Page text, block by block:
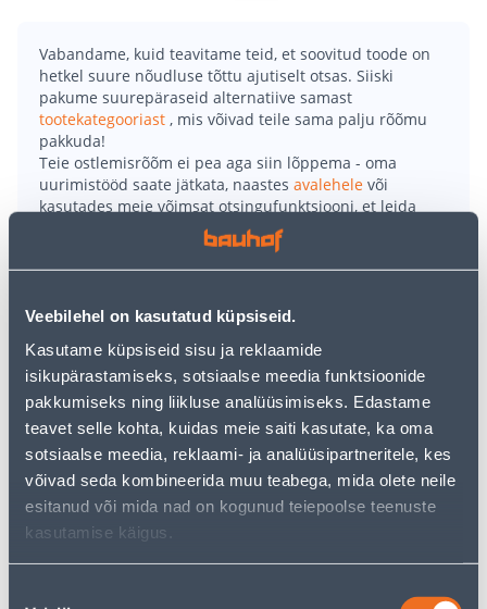
Veebilehel on kasutatud küpsiseid.
Kasutame küpsiseid sisu ja reklaamide
isikupärastamiseks, sotsiaalse meedia funktsioonide
pakkumiseks ning liikluse analüüsimiseks. Edastame
teavet selle kohta, kuidas meie saiti kasutate, ka oma
sotsiaalse meedia, reklaami- ja analüüsipartneritele, kes
võivad seda kombineerida muu teabega, mida olete neile
esitanud või mida nad on kogunud teiepoolse teenuste
kasutamise käigus.
Vabandame, kuid teavitame teid, et soovitud toode on
hetkel suure nõudluse tõttu ajutiselt otsas. Siiski
pakume suurepäraseid alternatiive samast
tootekategooriast , mis võivad teile sama palju rõõmu
pakkuda!
Teie ostlemisrõõm ei pea aga siin lõppema - oma
uurimistööd saate jätkata, naastes avalehele või
kasutades meie võimsat otsingufunktsiooni, et leida
veelgi meelepärasemad valikuid. Head ostlemist!
• 19 HSS-TiN metallist puuriterad Ø 1,5 - 7 mm.
• 14 puuritera kivile ja puidule.
• Otsakukomplekt 53 tk. + Poldihoidja.
• Mutrivõtmete komplekt SW 5 - 13 mm.
• Puurid ja otsikud on korpuses ohutult ja selgelt
paigutatud.
• Tugev käepidemega karp transpordiks.
• 14-päevane tagastusõigus.